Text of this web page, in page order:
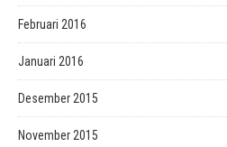
Februari 2016
Januari 2016
Desember 2015
November 2015